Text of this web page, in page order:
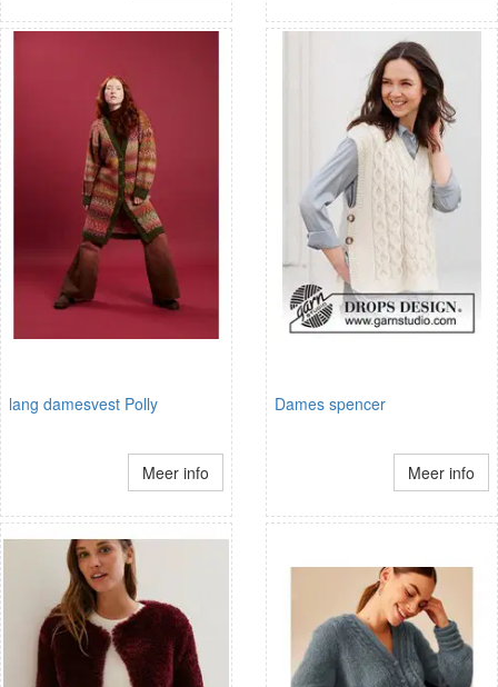
lang damesvest Polly
Meer info
Dames spencer
Meer info